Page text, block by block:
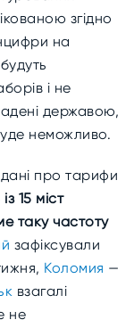
згідно
на
і не
державою,
неможливо.
про тарифи
15 міст
таку частоту
зафіксували
Коломия —
взагалі
не